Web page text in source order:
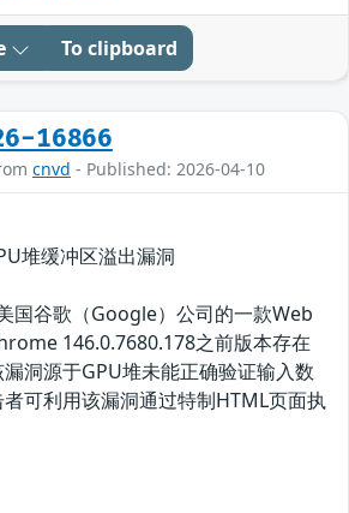
To clipboard
16866
cnvd - Published: 2026-04-10
堆缓冲区溢出漏洞
国谷歌（Google）公司的一款Web
146.0.7680.178之前版本存在
洞源于GPU堆未能正确验证输入数
可利用该漏洞通过特制HTML页面执